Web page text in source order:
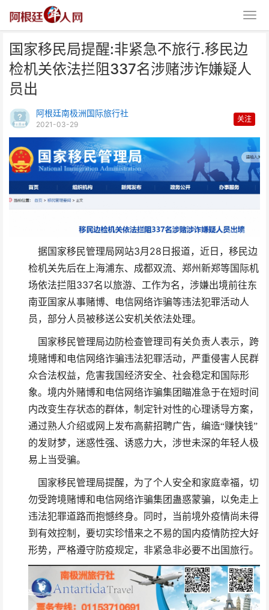
国家移民局提醒:非紧急不旅行.移民边
检机关依法拦阻337名涉赌涉诈嫌疑人
员出
阿根廷南极洲国际旅行社
2021-03-29
关注
据国家移民管理局网站3月 28 日报道，近日，移民边
检机关先后在上海浦东、成都双流、郑州新郑等国际机
场依法拦阻 337名以旅游、工作为名，涉嫌出境前往东
南亚国家从事赌博、电信网络诈骗等违法犯罪活动人
员，部分人员被移送公安机关依法处理。
国家移民管理局边防检查管理司有关负责人表示，跨
境赌博和电信网络诈骗违法犯罪活动，严重侵害人民群
众合法权益，危害我国经济安全、社会稳定和国际形
象。境内外赌博和电信网络诈骗集团瞄准急于在短时间
内改变生存状态的群体，制定针对性的心理诱导方案，
通过熟人介绍或网上发布高薪招聘广告，编造“赚快钱”
的发财梦，迷惑性强、诱惑力大，涉世未深的年轻人极
易上当受骗。
国家移民管理局提醒，为了个人安全和家庭幸福，切
勿受跨境赌博和电信网络诈骗集团蛊惑蒙骗，以免走上
违法犯罪道路而抱憾终身。同时，当前境外疫情尚未得
到有效控制，要切实珍惜来之不易的国内疫情防控大好
形势，严格遵守防疫规定，非紧急非必要不出国旅行。
国家移民局提醒:非紧急不旅行.移
民边检机关依法拦阻